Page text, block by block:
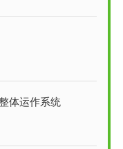
体运作系统